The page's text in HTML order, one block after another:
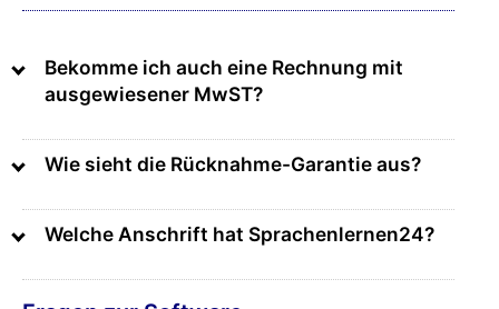
Bekomme ich auch eine Rechnung mit
ausgewiesener MwST?
Wie sieht die Rücknahme-Garantie aus?
Welche Anschrift hat Sprachenlernen24?